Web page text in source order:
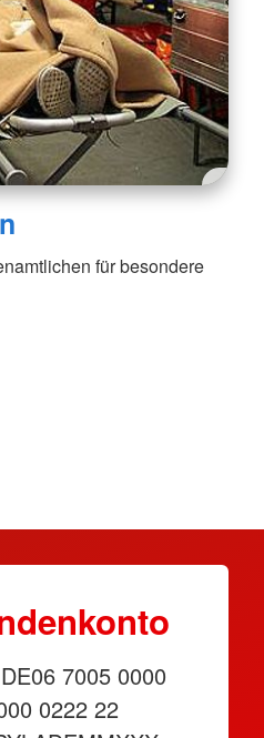
für besondere
7005 0000
0222 22